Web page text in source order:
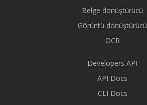
Belge dönüştürücü
Görüntü dönüştürücü
OCR
Developers API
API Docs
CLI Docs